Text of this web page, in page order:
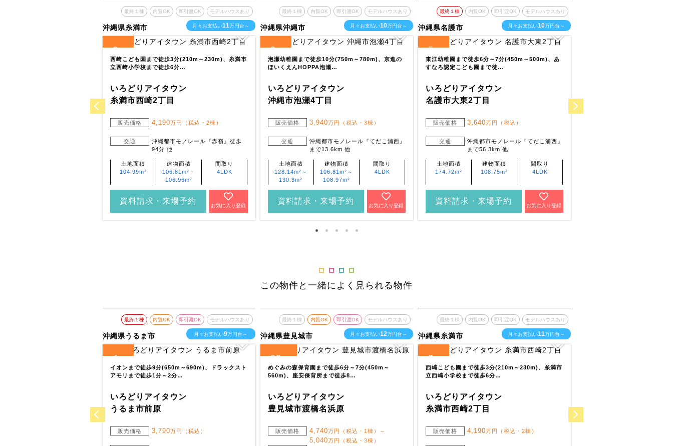
沖縄県糸満市
最終１棟 内覧OK 即引渡OK モデルハウスあり
月々お支払い11万円台～
2
西崎こども園まで徒歩3分(210m～230m)、糸満市
立西崎小学校まで徒歩6分…
いろどりアイタウン
糸満市西崎2丁目
販売価格 4,190万円（税込・2棟）
交通
沖縄都市モノレール『赤嶺』徒歩
94分 他
土地面積
104.99m²
建物面積
106.81m²・
106.96m²
間取り
4LDK
資料請求・来場予約
お気に入り登録
沖縄県沖縄市
最終１棟 内覧OK 即引渡OK モデルハウスあり
月々お支払い10万円台～
3
泡瀬幼稚園まで徒歩10分(750m～780m)、京進の
ほいくえんHOPPA泡瀬…
いろどりアイタウン
沖縄市泡瀬4丁目
販売価格 3,940万円（税込・3棟）
交通
沖縄都市モノレール『てだこ浦西』
まで13.6km 他
土地面積
128.14m²～
130.3m²
建物面積
106.81m²～
108.97m²
間取り
4LDK
資料請求・来場予約
お気に入り登録
沖縄県名護市
最終１棟 内覧OK 即引渡OK モデルハウスあり
月々お支払い10万円台～
5
東江幼稚園まで徒歩6分～7分(450m～500m)、あ
すなろ認定こども園まで徒…
いろどりアイタウン
名護市大東2丁目
販売価格 3,640万円（税込）
交通
沖縄都市モノレール『てだこ浦西』
まで56.3km 他
土地面積
174.72m²
建物面積
108.75m²
間取り
4LDK
資料請求・来場予約
お気に入り登録
豊見城市渡橋名浜原
この物件と一緒によく見られる物件
沖縄県うるま市
最終１棟 内覧OK 即引渡OK モデルハウスあり
月々お支払い9万円台～
4
イオンまで徒歩9分(650m～690m)、ドラックスト
アモリまで徒歩1分～2分…
いろどりアイタウン
うるま市前原
販売価格 3,790万円（税込）
沖縄県豊見城市
最終１棟 内覧OK 即引渡OK モデルハウスあり
月々お支払い12万円台～
39
めぐみの森保育園まで徒歩6分～7分(450m～
560m)、座安保育所まで徒歩8…
いろどりアイタウン
豊見城市渡橋名浜原
販売価格 4,740万円（税込・1棟）～
5,040万円（税込・3棟）
沖縄県糸満市
最終１棟 内覧OK 即引渡OK モデルハウスあり
月々お支払い11万円台～
2
西崎こども園まで徒歩3分(210m～230m)、糸満市
立西崎小学校まで徒歩6分…
いろどりアイタウン
糸満市西崎2丁目
販売価格 4,190万円（税込・2棟）
沖縄市泡瀬4丁目